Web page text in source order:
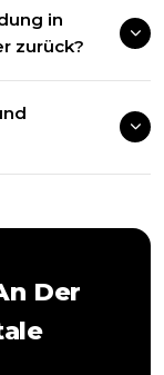
in
zurück?
Der